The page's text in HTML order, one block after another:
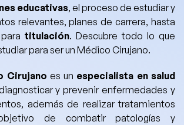
educativas, el proceso de estudiar y
relevantes, planes de carrera, hasta
titulación. Descubre todo lo que
para ser un Médico Cirujano.
Cirujano es un especialista en salud
y prevenir enfermedades y
además de realizar tratamientos
de combatir patologías y